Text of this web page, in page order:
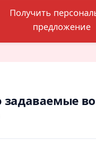
Получить
предложение
задаваемые